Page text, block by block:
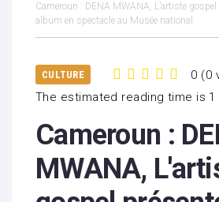
Cameroun : DENA MWANA, L’artiste
album en spectacle au Musée national.
CULTURE 0 (0
The estimated reading time is 1
Cameroun :
MWANA,